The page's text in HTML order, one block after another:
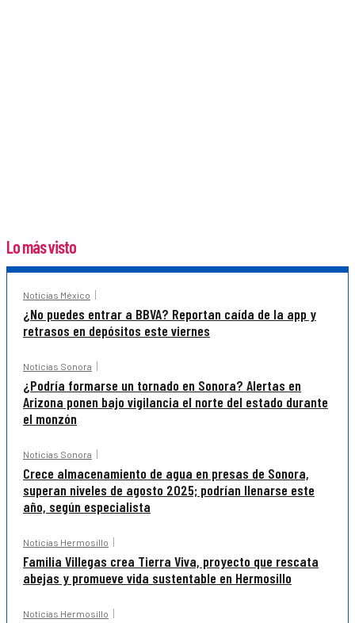
Lo más visto
Noticias México
¿No puedes entrar a BBVA? Reportan caída de la app y
retrasos en depósitos este viernes
Noticias Sonora
¿Podría formarse un tornado en Sonora? Alertas en
Arizona ponen bajo vigilancia el norte del estado durante
el monzón
Noticias Sonora
Crece almacenamiento de agua en presas de Sonora,
superan niveles de agosto 2025; podrían llenarse este
año, según especialista
Noticias Hermosillo
Familia Villegas crea Tierra Viva, proyecto que rescata
abejas y promueve vida sustentable en Hermosillo
Noticias Hermosillo